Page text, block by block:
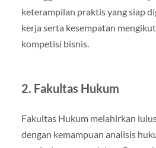
keterampilan praktis yang siap
kerja serta kesempatan
kompetisi bisnis.
2. Fakultas Hukum
Fakultas Hukum melahirkan
dengan kemampuan analisis